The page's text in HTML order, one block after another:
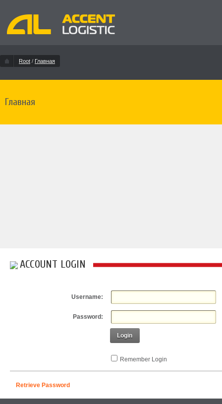
Root / Главная
Главная
ACCOUNT LOGIN
Username:
Password:
Login
Remember Login
Retrieve Password